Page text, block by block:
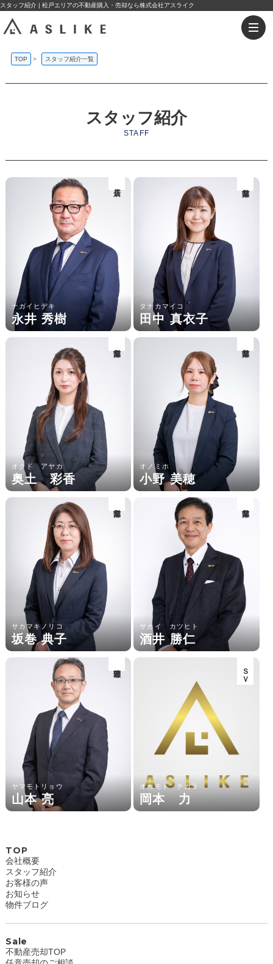
スタッフ紹介 | 松戸エリアの不動産購入・売却なら株式会社アスライク
TOP > スタッフ紹介一覧
スタッフ紹介
STAFF
ナガイヒデキ
永井 秀樹
タナカマイコ
田中 真衣子
オクド アヤカ
奥土 彩香
オノミホ
小野 美穂
サカマキノリコ
坂巻 典子
サカイ カツヒト
酒井 勝仁
ヤマモトリョウ
山本 亮
ＳＶ
オカモト チカラ
岡本 力
TOP
会社概要
スタッフ紹介
お客様の声
お知らせ
物件ブログ
Sale
不動産売却TOP